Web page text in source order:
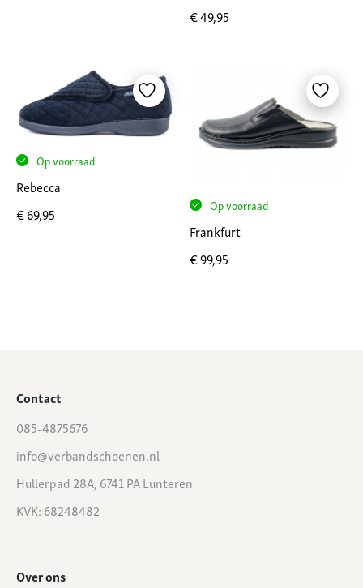
€49,95
Op voorraad
Rebecca
€69,95 Op voorraad
Frankfurt
€99,95
Contact
085-4875676
info@verbandschoenen.nl
Hullerpad 28A, 6741 PA Lunteren
KVK: 68248482
Over ons